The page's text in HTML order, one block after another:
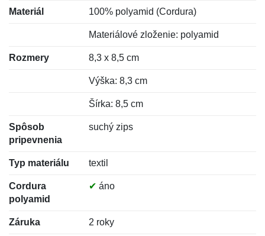
Materiál 100% polyamid (Cordura)
Materiálové zloženie: polyamid
Rozmery 8,3 x 8,5 cm
Výška: 8,3 cm
Šírka: 8,5 cm
Spôsob
pripevnenia
suchý zips
Typ materiálu textil
Cordura
polyamid
✔ áno
Záruka 2 roky